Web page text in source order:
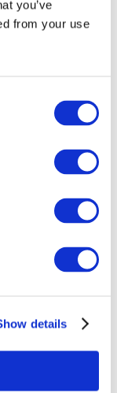
you’ve
from your use
details
Alle
At vise